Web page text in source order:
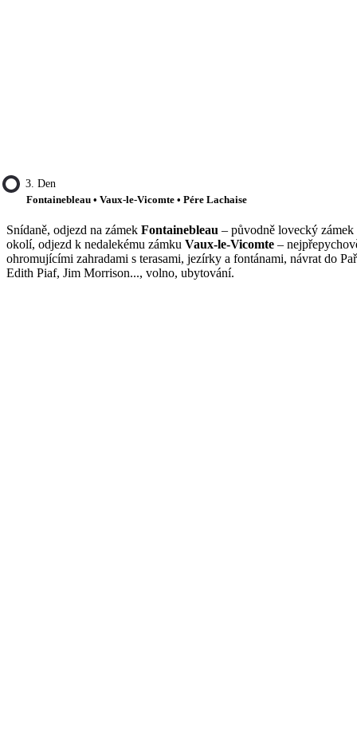
3. Den
Fontainebleau • Vaux-le-Vicomte • Pére Lachaise
Snídaně, odjezd na zámek Fontainebleau – původně lovecký
okolí, odjezd k nedalekému zámku Vaux-le-Vicomte –
ohromujícími zahradami s terasami, jezírky a fontánami, návrat do
Edith Piaf, Jim Morrison..., volno, ubytování.